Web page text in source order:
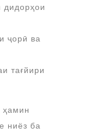
дидорҳои
ҷорӣ ва
тағйири
ҳамин
ниёз ба